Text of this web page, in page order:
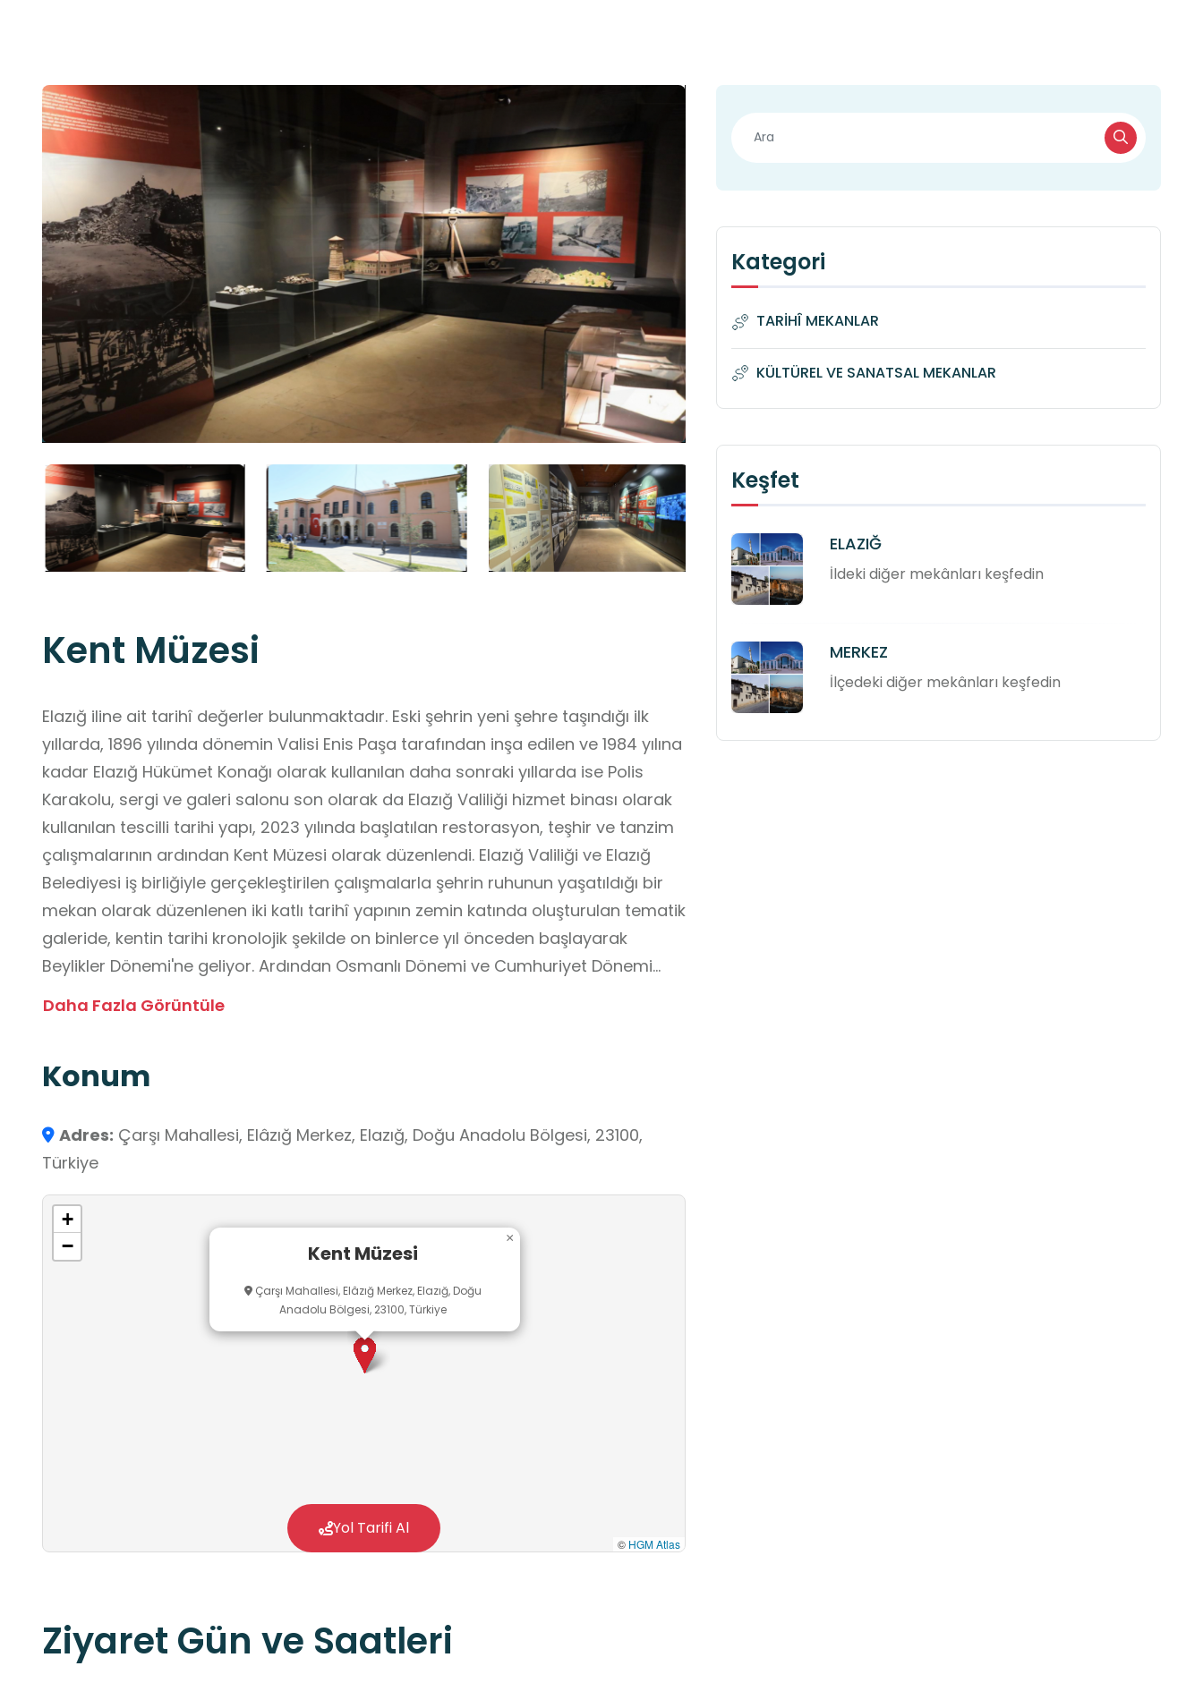
Kent Müzesi
Elazığ iline ait tarihî değerler bulunmaktadır. Eski şehrin yeni şehre taşındığı ilk
yıllarda, 1896 yılında dönemin Valisi Enis Paşa tarafından inşa edilen ve 1984 yılına
kadar Elazığ Hükümet Konağı olarak kullanılan daha sonraki yıllarda ise Polis
Karakolu, sergi ve galeri salonu son olarak da Elazığ Valiliği hizmet binası olarak
kullanılan tescilli tarihi yapı, 2023 yılında başlatılan restorasyon, teşhir ve tanzim
çalışmalarının ardından Kent Müzesi olarak düzenlendi. Elazığ Valiliği ve Elazığ
Belediyesi iş birliğiyle gerçekleştirilen çalışmalarla şehrin ruhunun yaşatıldığı bir
mekan olarak düzenlenen iki katlı tarihî yapının zemin katında oluşturulan tematik
galeride, kentin tarihi kronolojik şekilde on binlerce yıl önceden başlayarak
Beylikler Dönemi'ne geliyor. Ardından Osmanlı Dönemi ve Cumhuriyet Dönemi
ve eczacılık, sarraflık, kalaycılık ve bakırcılık, madencilik, endemik bitkiler ve kök
Eğitici ve öğretici yanları ise; yaşadığı yerdeki ortak miras ürünlerini yakından
tanıyacaktır. Yaşadığı toplumun geçmişte kullandıkları günlük hayata ilişkin araç
Daha Fazla Görüntüle
Konum
Adres: Çarşı Mahallesi, Elâzığ Merkez, Elazığ, Doğu Anadolu Bölgesi, 23100,
Türkiye
Kent Müzesi
Çarşı Mahallesi, Elâzığ Merkez, Elazığ, Doğu
Anadolu Bölgesi, 23100, Türkiye
×
+
−
© HGM Atlas
Yol Tarifi Al
Ziyaret Gün ve Saatleri
Kategori
TARİHÎ MEKANLAR
KÜLTÜREL VE SANATSAL MEKANLAR
Keşfet
ELAZIĞ
İldeki diğer mekânları keşfedin
MERKEZ
İlçedeki diğer mekânları keşfedin